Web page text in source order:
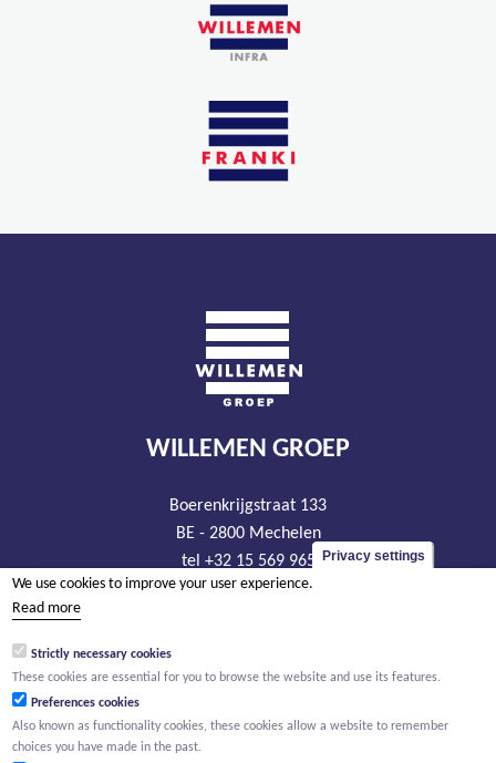
WILLEMEN GROEP
Boerenkrijgstraat 133
BE - 2800 Mechelen
tel +32 15 569 965
groep@willemen.be
RLP Antwerp, department Mechelen
Privacy settings
We use cookies to improve your user experience.
Read more
Strictly necessary cookies
These cookies are essential for you to browse the website and use its features.
Preferences cookies
Also known as functionality cookies, these cookies allow a website to remember
choices you have made in the past.